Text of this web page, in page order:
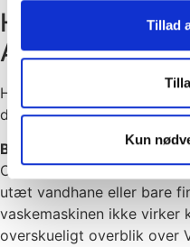
Tillad
Kun
Har du brug
Allerød?
Hurtig hjælp ydes af
de VVS-firmaer der vises
Brug din VVS-mand
Overvejer at bygge et nyt
utæt vandhane eller bare
vaskemaskinen ikke virker
overskueligt overblik over